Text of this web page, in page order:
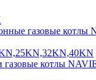
газовые котлы
газовые котлы